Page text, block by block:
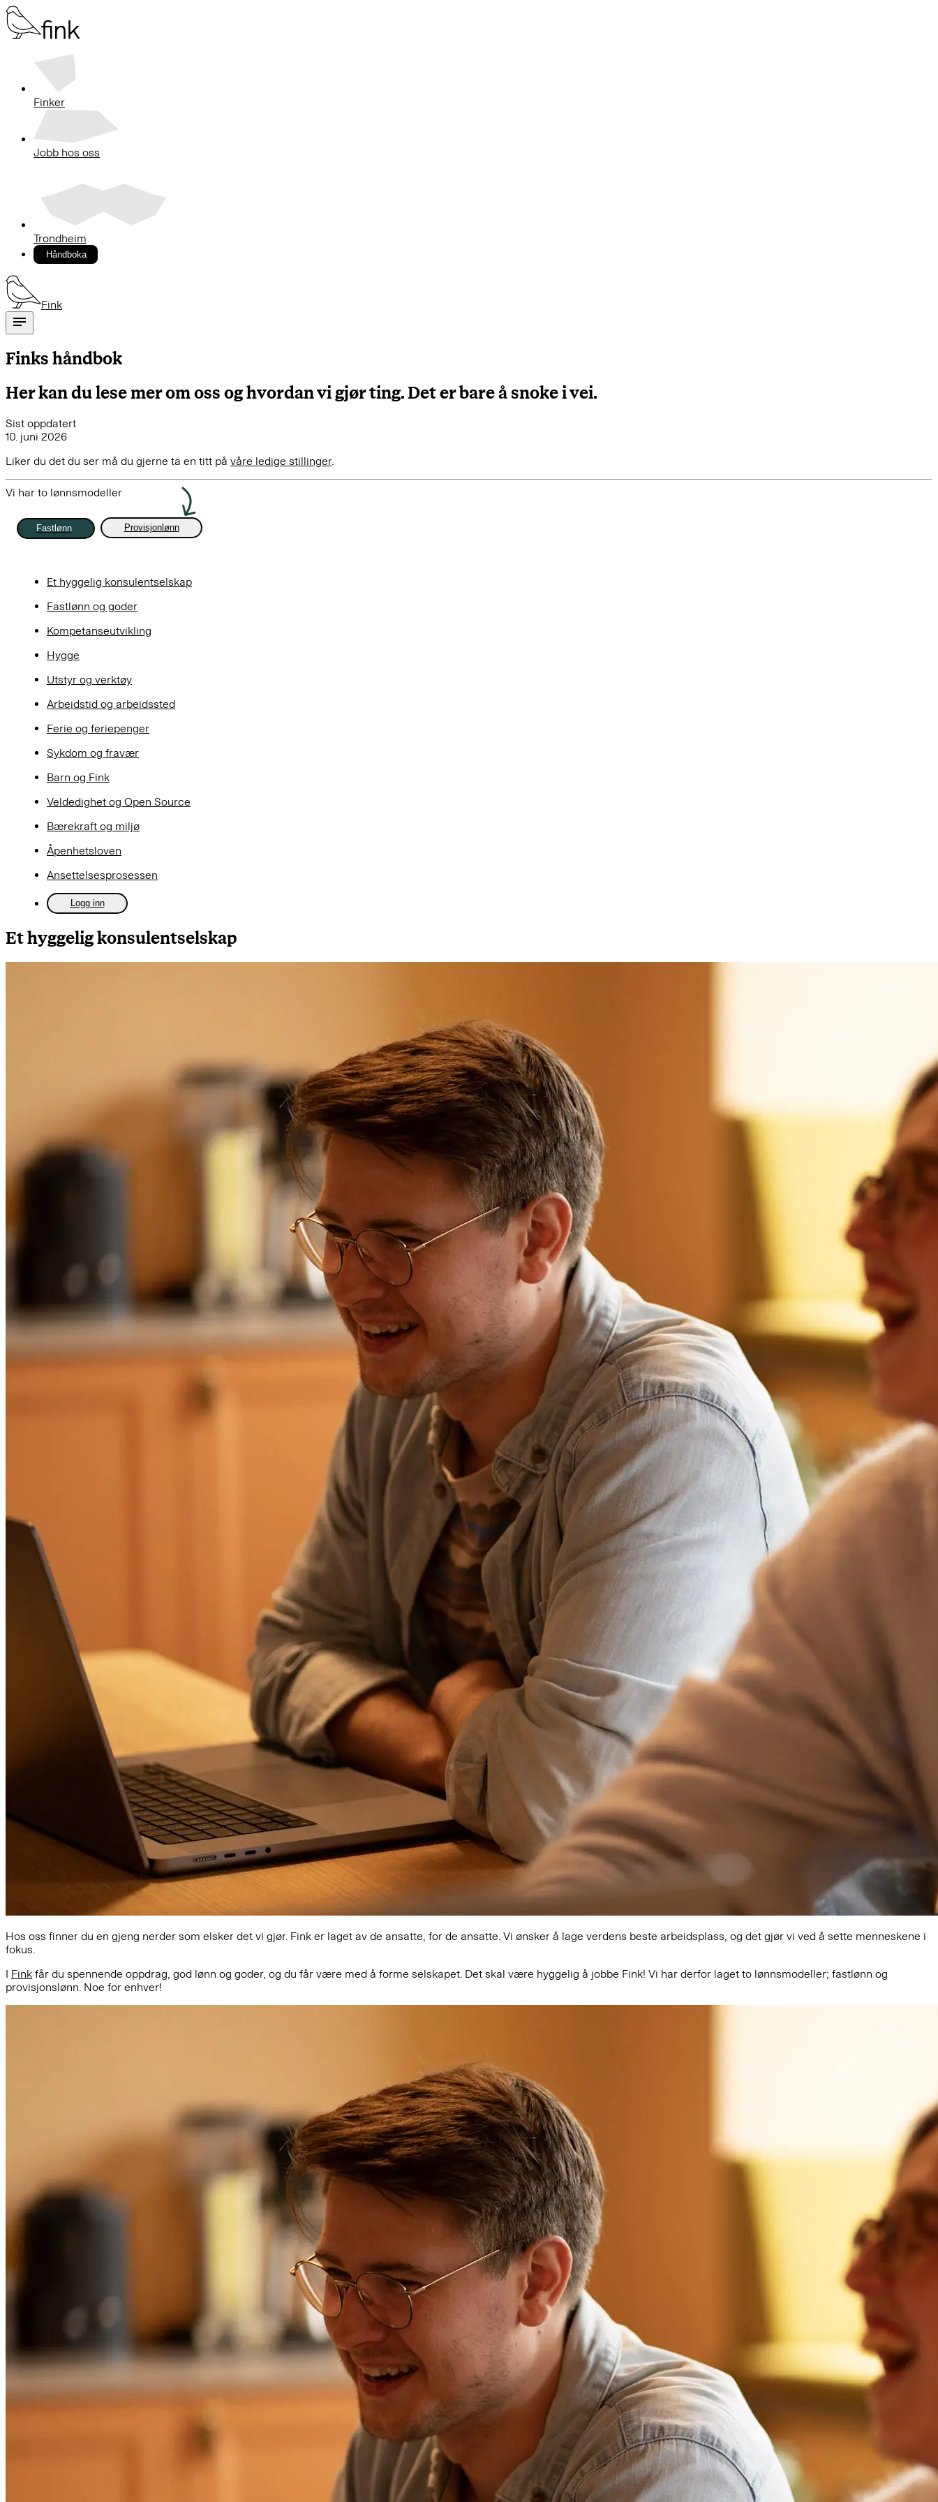
Finker
Jobb hos oss
Trondheim
Håndboka
Fink
Finks håndbok
Her kan du lese mer om oss og hvordan vi gjør ting. Det er bare å snoke i vei.
Sist oppdatert
10. juni 2026
Liker du det du ser må du gjerne ta en titt på våre ledige stillinger.
Vi har to lønnsmodeller
Fastlønn Provisjonlønn
Et hyggelig konsulentselskap
Fastlønn og goder
Kompetanseutvikling
Hygge
Utstyr og verktøy
Arbeidstid og arbeidssted
Ferie og feriepenger
Sykdom og fravær
Barn og Fink
Veldedighet og Open Source
Bærekraft og miljø
Åpenhetsloven
Ansettelsesprosessen
Logg inn
Et hyggelig konsulentselskap
Hos oss finner du en gjeng nerder som elsker det vi gjør. Fink er laget av de ansatte, for de ansatte. Vi ønsker å lage verdens beste arbeidsplass, og det gjør vi ved å sette menneskene i
fokus.
I Fink får du spennende oppdrag, god lønn og goder, og du får være med å forme selskapet . Det skal være hyggelig å jobbe Fink! Vi har derfor laget to lønnsmodeller; fastlønn og
provisjonslønn. Noe for enhver!